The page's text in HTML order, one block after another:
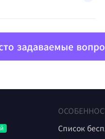
задаваемые
Список